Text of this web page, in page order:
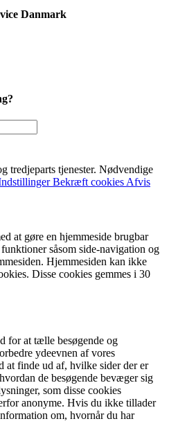
Danmark
tredjeparts tjenester. Nødvendige
Bekræft cookies Afvis
at gøre en hjemmeside brugbar
såsom side-navigation og
Hjemmesiden kan ikke
Disse cookies gemmes i 30
for at tælle besøgende og
ydeevnen af vores
at finde ud af, hvilke sider der er
de besøgende bevæger sig
som disse cookies
anonyme. Hvis du ikke tillader
om, hvornår du har